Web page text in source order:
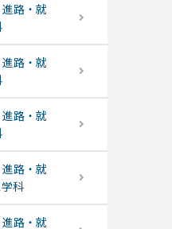
路・就
路・就
路・就
路・就
科
路・就